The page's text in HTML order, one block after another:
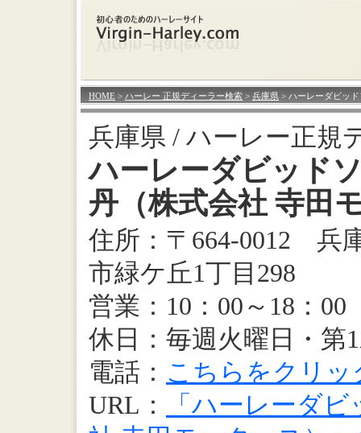
HOME > ハーレー 正規ディーラー検索 > 兵庫県 > ハーレーダビッ
兵庫県 / ハーレー正規
ハーレーダビッド
丹（株式会社 寺田
住所：〒664-0012 兵
市緑ケ丘1丁目298
営業：10：00～18：00
休日：毎週火曜日・第
電話： こちらをクリッ
URL：
「ハーレーダ